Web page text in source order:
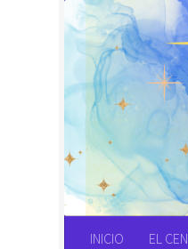
Saltar al
INICIO EL